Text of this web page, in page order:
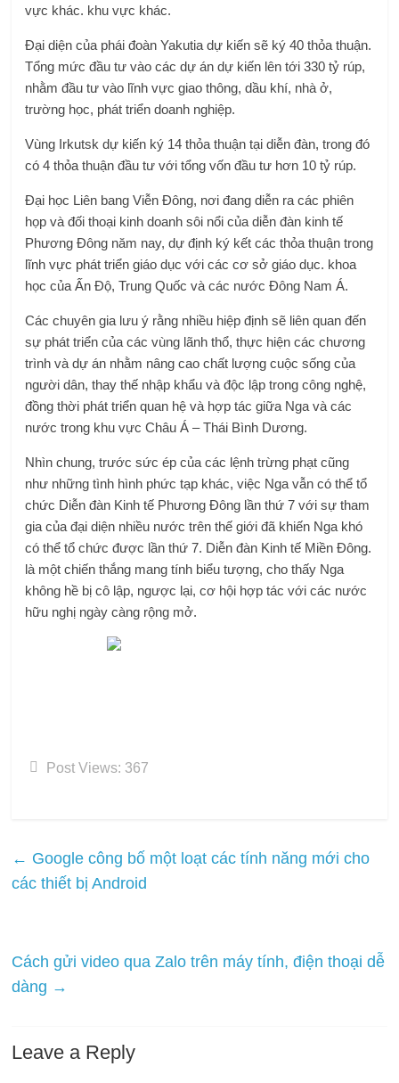
vực khác. khu vực khác.
Đại diện của phái đoàn Yakutia dự kiến ​​sẽ ký 40 thỏa thuận.
Tổng mức đầu tư vào các dự án dự kiến ​​lên tới 330 tỷ rúp,
nhằm đầu tư vào lĩnh vực giao thông, dầu khí, nhà ở,
trường học, phát triển doanh nghiệp.
Vùng Irkutsk dự kiến ​​ký 14 thỏa thuận tại diễn đàn, trong đó
có 4 thỏa thuận đầu tư với tổng vốn đầu tư hơn 10 tỷ rúp.
Đại học Liên bang Viễn Đông, nơi đang diễn ra các phiên
họp và đối thoại kinh doanh sôi nổi của diễn đàn kinh tế
Phương Đông năm nay, dự định ký kết các thỏa thuận trong
lĩnh vực phát triển giáo dục với các cơ sở giáo dục. khoa
học của Ấn Độ, Trung Quốc và các nước Đông Nam Á.
Các chuyên gia lưu ý rằng nhiều hiệp định sẽ liên quan đến
sự phát triển của các vùng lãnh thổ, thực hiện các chương
trình và dự án nhằm nâng cao chất lượng cuộc sống của
người dân, thay thế nhập khẩu và độc lập trong công nghệ,
đồng thời phát triển quan hệ và hợp tác giữa Nga và các
nước trong khu vực Châu Á – Thái Bình Dương.
Nhìn chung, trước sức ép của các lệnh trừng phạt cũng
như những tình hình phức tạp khác, việc Nga vẫn có thể tổ
chức Diễn đàn Kinh tế Phương Đông lần thứ 7 với sự tham
gia của đại diện nhiều nước trên thế giới đã khiến Nga khó
có thể tổ chức được lần thứ 7. Diễn đàn Kinh tế Miền Đông.
là một chiến thắng mang tính biểu tượng, cho thấy Nga
không hề bị cô lập, ngược lại, cơ hội hợp tác với các nước
hữu nghị ngày càng rộng mở.
Post Views: 367
← Google công bố một loạt các tính năng mới cho
các thiết bị Android
Cách gửi video qua Zalo trên máy tính, điện thoại dễ
dàng →
Leave a Reply